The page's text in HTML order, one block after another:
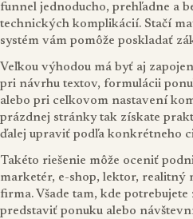
funnel jednoducho, prehľadne a
technických komplikácií. Stačí
systém vám pomôže poskladať
Veľkou výhodou má byť aj
pri návrhu textov, formulácii
alebo pri celkovom nastavení
prázdnej stránky tak získate
ďalej upraviť podľa konkrétneho
Takéto riešenie môže oceniť
marketér, e-shop, lektor, realitný
firma. Všade tam, kde
predstaviť ponuku alebo